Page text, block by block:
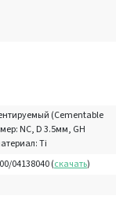
(Cementable
NC, D 3.5мм, GH
Ti
04138040 (скачать)